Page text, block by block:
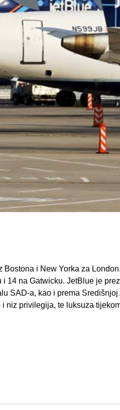
i New Yorka za
14 na Gatwicku. JetBlue je
SAD-a, kao i prema
niz privilegija, te luksuza